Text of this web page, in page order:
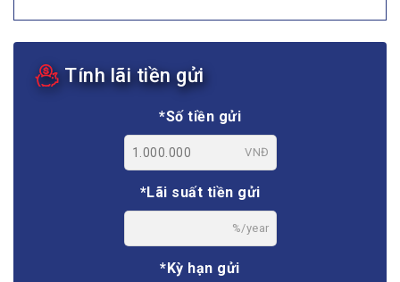
Tính lãi tiền gửi
*Số tiền gửi
VNĐ
*Lãi suất tiền gửi
%/year
*Kỳ hạn gửi